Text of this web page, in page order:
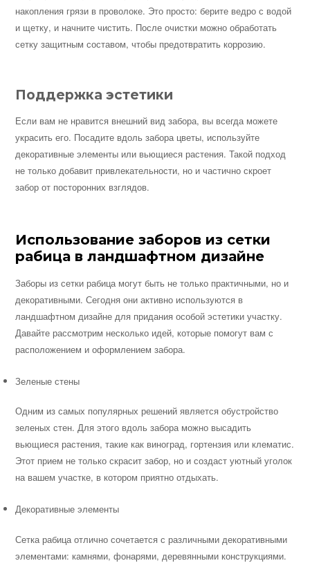
накопления грязи в проволоке. Это просто: берите ведро с водой
и щетку, и начните чистить. После очистки можно обработать
сетку защитным составом, чтобы предотвратить коррозию.
Поддержка эстетики
Если вам не нравится внешний вид забора, вы всегда можете
украсить его. Посадите вдоль забора цветы, используйте
декоративные элементы или вьющиеся растения. Такой подход
не только добавит привлекательности, но и частично скроет
забор от посторонних взглядов.
Использование заборов из сетки
рабица в ландшафтном дизайне
Заборы из сетки рабица могут быть не только практичными, но и
декоративными. Сегодня они активно используются в
ландшафтном дизайне для придания особой эстетики участку.
Давайте рассмотрим несколько идей, которые помогут вам с
расположением и оформлением забора.
Зеленые стены
Одним из самых популярных решений является обустройство
зеленых стен. Для этого вдоль забора можно высадить
вьющиеся растения, такие как виноград, гортензия или клематис.
Этот прием не только скрасит забор, но и создаст уютный уголок
на вашем участке, в котором приятно отдыхать.
Декоративные элементы
Сетка рабица отлично сочетается с различными декоративными
элементами: камнями, фонарями, деревянными конструкциями.